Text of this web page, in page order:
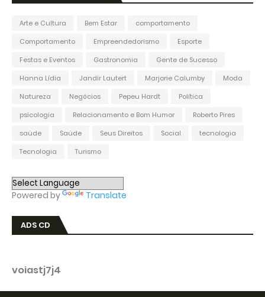
Arte e Cultura Bem Estar
comportamento
Comportamento
Empreendedorismo
Esporte
Festas e Eventos
Gastronomia
Gente de Sucesso
Hanna Lídia
Jandir Lautert Marjorie Calumby
Moda
Natureza
Negócios Pepeu Hardt
Política
psicologia
Relacionamento e Bom Humor
Roberto Pires
saúde
Saúde Seus Direitos Social
tecnologia
Tecnologia
Turismo
Powered by Translate
ADS CD
voiastj7j4